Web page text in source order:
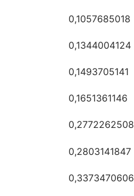
0,1057685018
0,1344004124
0,1493705141
0,1651361146
0,2772262508
0,2803141847
0,3373470606